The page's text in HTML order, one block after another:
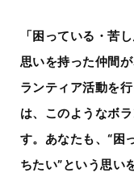
「困っている・苦
思いを持った仲間
ランティア活動を行
は、このようなボ
す。 あなたも、“困
ちたい”という思い